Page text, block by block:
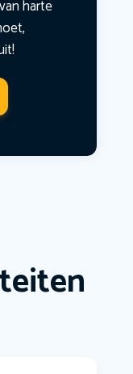
harte